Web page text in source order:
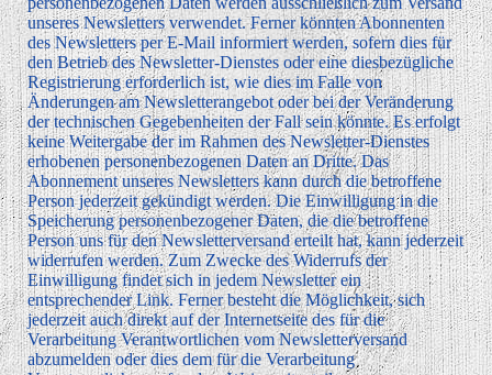
unseres Newsletters verwendet. Ferner könnten Abonnenten
des Newsletters per E-Mail informiert werden, sofern dies für
den Betrieb des Newsletter-Dienstes oder eine diesbezügliche
Registrierung erforderlich ist, wie dies im Falle von
Änderungen am Newsletterangebot oder bei der Veränderung
der technischen Gegebenheiten der Fall sein könnte. Es erfolgt
keine Weitergabe der im Rahmen des Newsletter-Dienstes
erhobenen personenbezogenen Daten an Dritte. Das
Abonnement unseres Newsletters kann durch die betroffene
Person jederzeit gekündigt werden. Die Einwilligung in die
Speicherung personenbezogener Daten, die die betroffene
Person uns für den Newsletterversand erteilt hat, kann jederzeit
widerrufen werden. Zum Zwecke des Widerrufs der
Einwilligung findet sich in jedem Newsletter ein
entsprechender Link. Ferner besteht die Möglichkeit, sich
jederzeit auch direkt auf der Internetseite des für die
Verarbeitung Verantwortlichen vom Newsletterversand
abzumelden oder dies dem für die Verarbeitung